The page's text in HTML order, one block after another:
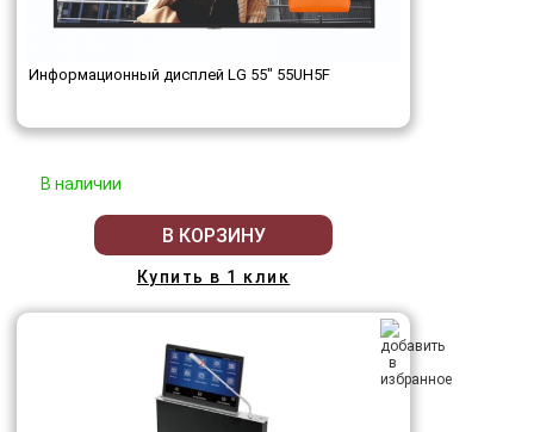
Информационный дисплей LG 55" 55UH5F
В наличии
В КОРЗИНУ
Купить в 1 клик